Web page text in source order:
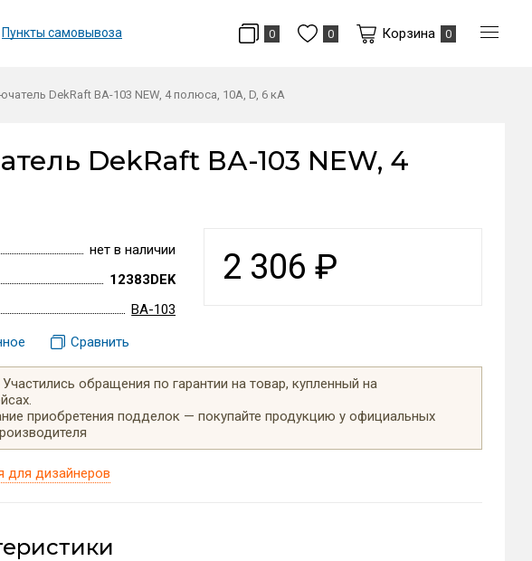
Пункты самовывоза 0 0 Корзина 0
DekRaft ВА-103 NEW, 4 полюса, 10А, D, 6 кА
DekRaft ВА-103 NEW, 4
2 306 ₽
нет в наличии
12383DEK
ВА-103
Сравнить
обращения по гарантии на товар, купленный на
приобретения подделок — покупайте продукцию у официальных
для дизайнеров